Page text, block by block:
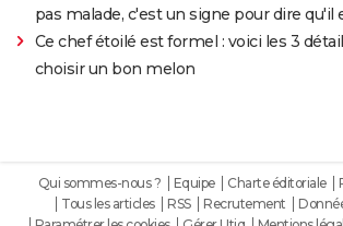
pas malade, c'est un signe pour dire qu'il
Ce chef étoilé est formel : voici les 3
choisir un bon melon
Qui sommes-nous ? Equipe Charte éditoriale
Tous les articles
RSS Recrutement